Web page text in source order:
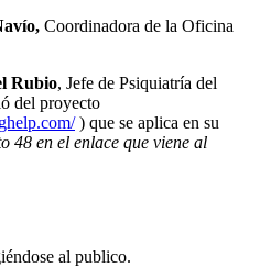
Coordinadora de la Oficina
Rubio, Jefe de Psiquiatría del
del proyecto
) que se aplica en su
48 en el enlace que viene al
al publico.